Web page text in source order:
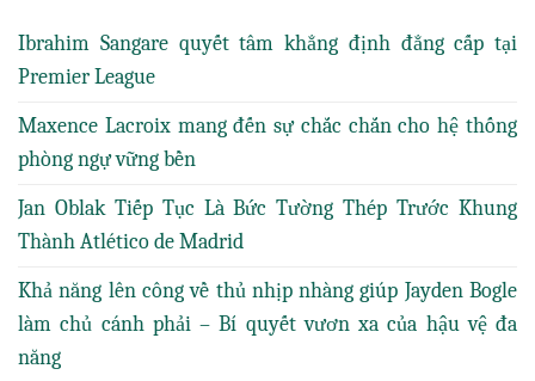
Ibrahim Sangare quyết tâm khẳng định đẳng cấp tại
Premier League
Maxence Lacroix mang đến sự chắc chắn cho hệ thống
phòng ngự vững bền
Jan Oblak Tiếp Tục Là Bức Tường Thép Trước Khung
Thành Atlético de Madrid
Khả năng lên công về thủ nhịp nhàng giúp Jayden Bogle
làm chủ cánh phải – Bí quyết vươn xa của hậu vệ đa
năng